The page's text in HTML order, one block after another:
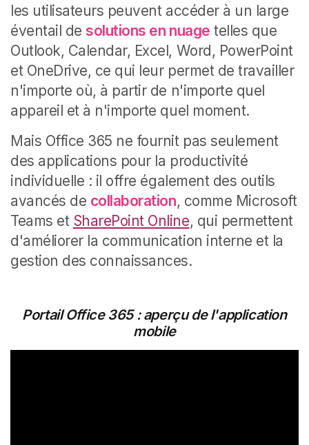
les utilisateurs peuvent accéder à un large
éventail de solutions en nuage telles que
Outlook, Calendar, Excel, Word, PowerPoint
et OneDrive, ce qui leur permet de travailler
n'importe où, à partir de n'importe quel
appareil et à n'importe quel moment.
Mais Office 365 ne fournit pas seulement
des applications pour la productivité
individuelle : il offre également des outils
avancés de collaboration, comme Microsoft
Teams et SharePoint Online, qui permettent
d'améliorer la communication interne et la
gestion des connaissances.
Portail Office 365 : aperçu de l'application
mobile